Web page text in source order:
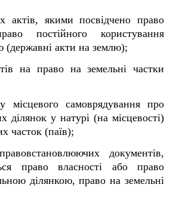
актів, якими посвідчено право
постійного користування
(державні акти на землю);
на право на земельні частки
місцевого самоврядування про
ділянок у натурі (на місцевості)
часток (паїв);
документів,
право власності або право
ділянкою, право на земельні